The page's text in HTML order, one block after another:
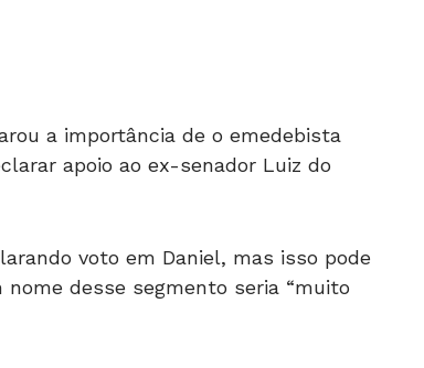
a importância de o emedebista
apoio ao ex-senador Luiz do
voto em Daniel, mas isso pode
desse segmento seria “muito